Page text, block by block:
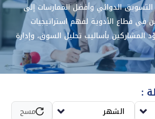
الدوائي وأفضل الممارسات إلى
في قطاع الأدوية لفهم استراتيجيات
المشاركين بأساليب تحليل السوق، وإدارة
الحملات الترويجية بفعالية. تركّز على
والمهنية في تسويق المنتجات الدوائية.
:
الشهر مسح